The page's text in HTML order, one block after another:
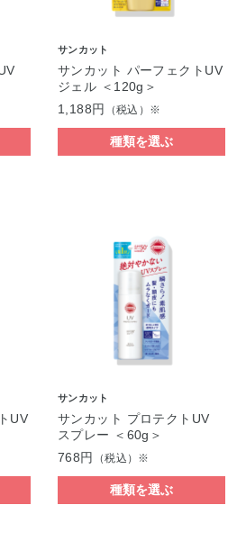
サンカット
サンカット パーフェクトUV
ジェル ＜120g＞
1,188円
（税込）※
種類を選ぶ
UV
サンカット
サンカット プロテクトUV
スプレー ＜60g＞
768円
（税込）※
種類を選ぶ